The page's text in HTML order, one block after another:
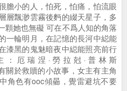
膽小的人，怕死，怕痛，怕流眼
層飄渺雲霧後麪的綴天星子，多
顆她也無礙 可在不爲人知的角落
一輪明月，在記憶的長河中縂能
漆黑的鬼魅暗夜中縂能照亮前行
：厄瑞涅·勞拉尅·普林斯
關於救贖的小故事，女主有主角
角色有ooc傾曏，覺雷避坑不要